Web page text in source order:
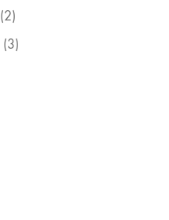
(2)
(3)